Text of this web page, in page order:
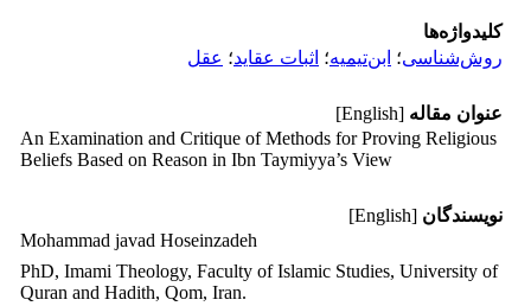
کلیدواژه‌ها
روش‌شناسی؛ ابن‌تیمیه؛ اثبات عقاید؛ عقل
عنوان مقاله [English]
An Examination and Critique of Methods for Proving Religious
Beliefs Based on Reason in Ibn Taymiyya’s View
نویسندگان [English]
Mohammad javad Hoseinzadeh
PhD, Imami Theology, Faculty of Islamic Studies, University of
Quran and Hadith, Qom, Iran.